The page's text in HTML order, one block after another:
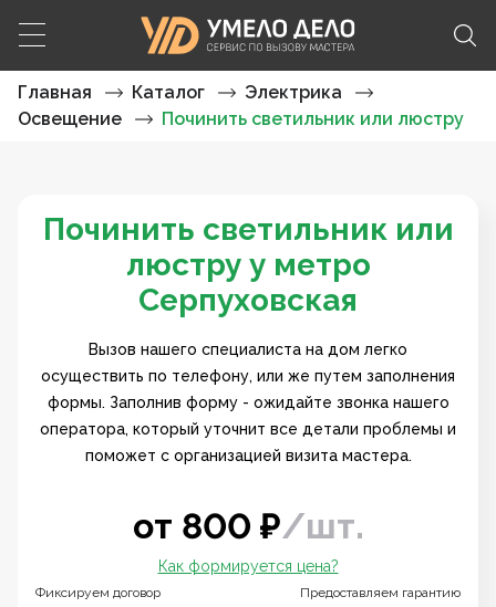
Главная Каталог
Электрика
Освещение
Починить светильник или люстру
Починить светильник или
люстру у метро
Серпуховская
Вызов нашего специалиста на дом легко
осуществить по телефону, или же путем заполнения
формы. Заполнив форму - ожидайте звонка нашего
оператора, который уточнит все детали проблемы и
поможет с организацией визита мастера.
от 800 ₽/шт.
Фиксируем договор
Как формируется цена?
Предоставляем гарантию